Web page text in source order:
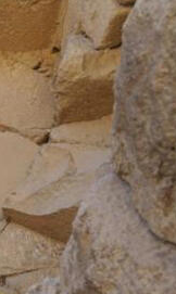
ブ生命分子研究所 (75)
高等研究院 (26)
シロイヌナズナ (19)